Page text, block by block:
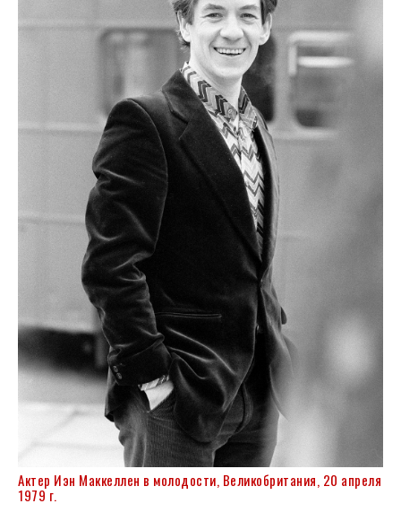
Актер Иэн Маккеллен в молодости, Великобритания, 20 апреля
1979 г.